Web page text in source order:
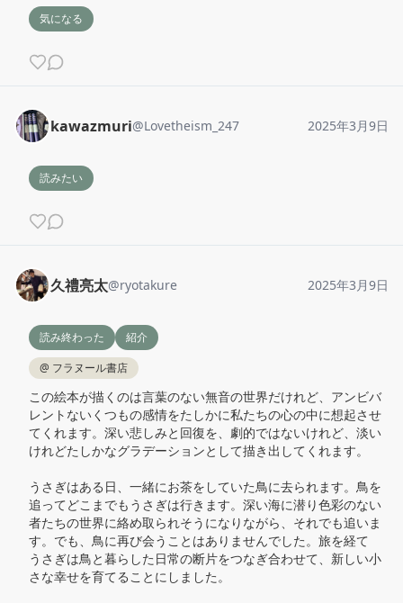
気になる
kawazmuri@Lovetheism_247 2025年3月9日
読みたい
久禮亮太@ryotakure 2025年3月9日
読み終わった
紹介
@ フラヌール書店
この絵本が描くのは言葉のない無音の世界だけれど、アンビバ
レントないくつもの感情をたしかに私たちの心の中に想起させ
てくれます。深い悲しみと回復を、劇的ではないけれど、淡い
けれどたしかなグラデーションとして描き出してくれます。
うさぎはある日、一緒にお茶をしていた鳥に去られます。鳥を
追ってどこまでもうさぎは行きます。深い海に潜り色彩のない
者たちの世界に絡め取られそうになりながら、それでも追いま
す。でも、鳥に再び会うことはありませんでした。旅を経て
うさぎは鳥と暮らした日常の断片をつなぎ合わせて、新しい小
さな幸せを育てることにしました。